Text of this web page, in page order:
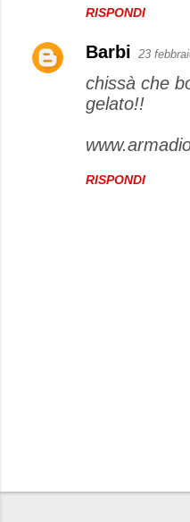
RISPONDI
Barbi 23
chissà che
gelato!!
RISPONDI
P